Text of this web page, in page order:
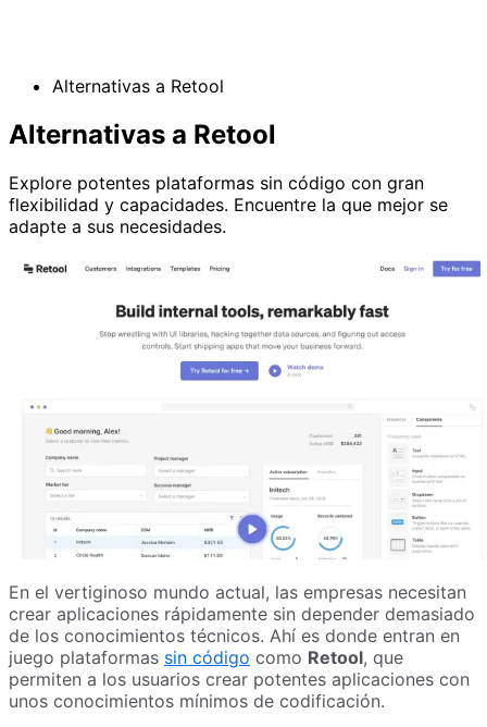
Alternativas a Retool
Alternativas a Retool
Explore potentes plataformas sin código con gran
flexibilidad y capacidades. Encuentre la que mejor se
adapte a sus necesidades.
En el vertiginoso mundo actual, las empresas necesitan
crear aplicaciones rápidamente sin depender demasiado
de los conocimientos técnicos. Ahí es donde entran en
juego plataformas sin código como Retool, que
permiten a los usuarios crear potentes aplicaciones con
unos conocimientos mínimos de codificación.